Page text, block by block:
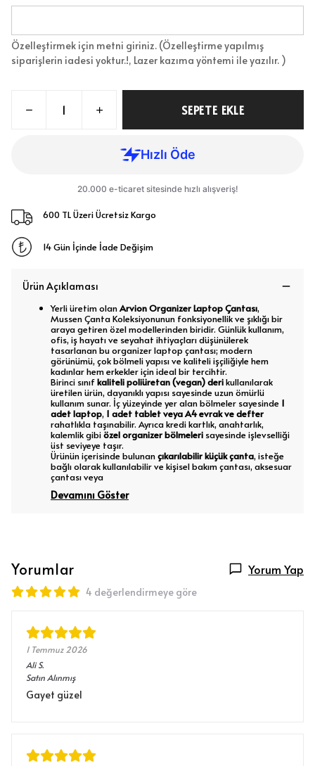
Özelleştirmek için metni giriniz. (Özelleştirme yapılmış
siparişlerin iadesi yoktur.!, Lazer kazıma yöntemi ile yazılır. )
SEPETE EKLE
600 TL Üzeri Ücretsiz Kargo
14 Gün İçinde İade Değişim
Ürün Açıklaması
Yerli üretim olanArvion Organizer Laptop Çantası,
Mussen Çanta Koleksiyonunun fonksiyonellik ve şıklığı bir
araya getiren özel modellerinden biridir. Günlük kullanım,
ofis, iş hayatı ve seyahat ihtiyaçları düşünülerek
tasarlanan bu organizer laptop çantası; modern
görünümü, çok bölmeli yapısı ve kaliteli işçiliğiyle hem
kadınlar hem erkekler için ideal bir tercihtir.
Birinci sınıfkaliteli poliüretan (vegan) derikullanılarak
üretilen ürün, dayanıklı yapısı sayesinde uzun ömürlü
kullanım sunar. İç yüzeyinde yer alan bölmeler sayesinde 1
adet laptop, 1 adet tablet veya A4 evrak ve defter
rahatlıkla taşınabilir. Ayrıca kredi kartlık, anahtarlık,
kalemlik gibiözel organizer bölmeleri sayesinde işlevselliği
üst seviyeye taşır.
Ürünün içerisinde bulunançıkarılabilir küçük çanta, isteğe
bağlı olarak kullanılabilir ve kişisel bakım çantası, aksesuar
çantası veya
Devamını Göster
Yorumlar Yorum Yap
4 değerlendirmeye göre
1 Temmuz 2026
Ali S.
Satın Alınmış
Gayet güzel